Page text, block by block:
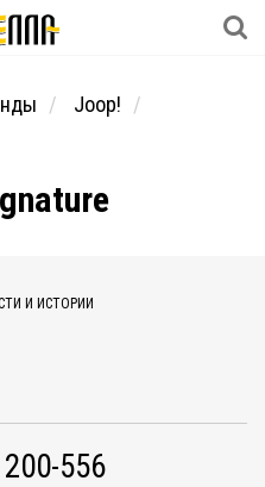
Joop!
И ИСТОРИИ
556